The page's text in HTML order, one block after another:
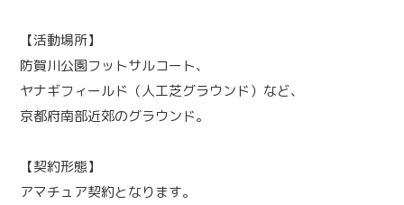
【活動場所】
防賀川公園フットサルコート、
ヤナギフィールド（人工芝グラウンド）など、
京都府南部近郊のグラウンド。
【契約形態】
アマチュア契約となります。